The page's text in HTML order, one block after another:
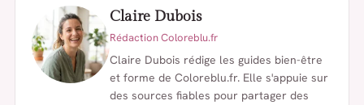
Claire Dubois
Rédaction Coloreblu.fr
Claire Dubois rédige les guides bien-être
et forme de Coloreblu.fr. Elle s'appuie sur
des sources fiables pour partager des